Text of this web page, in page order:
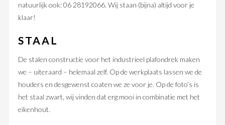
natuurlijk ook: 06 28192066. Wij staan (bijna) altijd voor je
klaar!
STAAL
De stalen constructie voor het industrieel plafondrek maken
we – uiteraard – helemaal zelf. Op de werkplaats lassen we de
houders en desgewenst coaten we ze voor je. Op de foto’s is
het staal zwart, wij vinden dat erg mooi in combinatie met het
eikenhout.